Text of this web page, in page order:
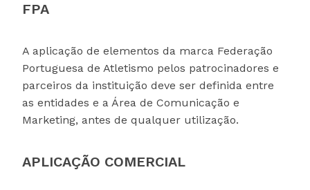
FPA
A aplicação de elementos da marca Federação
Portuguesa de Atletismo pelos patrocinadores e
parceiros da instituição deve ser definida entre
as entidades e a Área de Comunicação e
Marketing, antes de qualquer utilização.
APLICAÇÃO COMERCIAL